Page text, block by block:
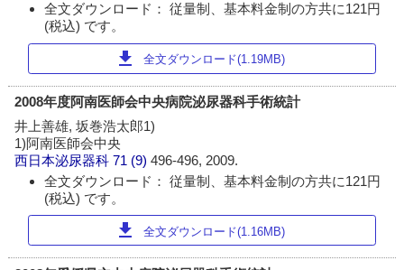
全文ダウンロード： 従量制、基本料金制の方共に121円
(税込) です。
download 全文ダウンロード(1.19MB)
2008年度阿南医師会中央病院泌尿器科手術統計
井上善雄, 坂巻浩太郎1)
1)阿南医師会中央
西日本泌尿器科 71 (9)496-496, 2009.
全文ダウンロード： 従量制、基本料金制の方共に121円
(税込) です。
download 全文ダウンロード(1.16MB)